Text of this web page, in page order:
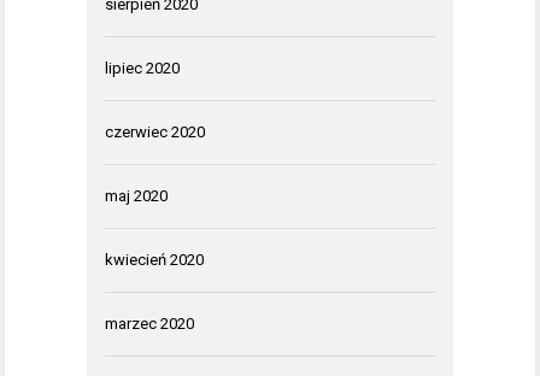
sierpień 2020
lipiec 2020
czerwiec 2020
maj 2020
kwiecień 2020
marzec 2020